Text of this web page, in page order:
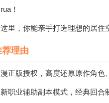
！
里，你能亲手打造理想的居
荐理由
正版授权，高度还原原作角色
职业辅助副本模式，经典回合